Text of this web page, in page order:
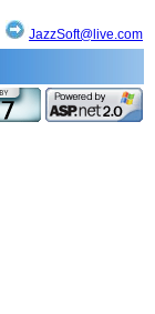
JazzSoft@live.com